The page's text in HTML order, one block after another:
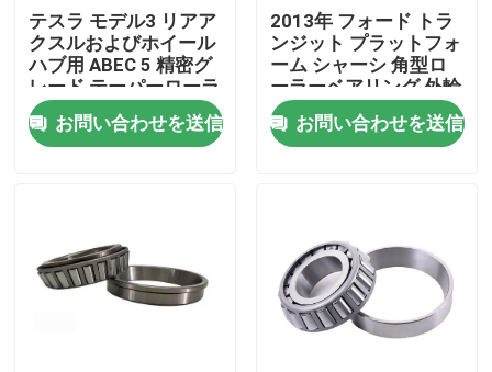
品質管理
ニュース
事件
円柱軸受
テスラ モデル3 リアア
クスルおよびホイール
ハブ用 ABEC 5 精密グ
レード テーパーローラ
ーベアリング
お問い合わせを送信
2013年 フォード トラ
ンジット プラットフォ
ーム シャーシ 角型ロ
ーラーベアリング 外輪
幅440mm 定動負荷
1680kN
お問い合わせを送信